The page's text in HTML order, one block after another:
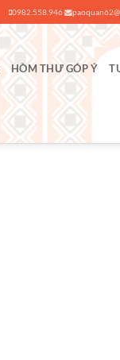
0982.558.946
HÒM THƯ GÓP Ý